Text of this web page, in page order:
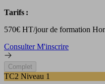
Tarifs :
570€ HT/jour de formation
ConsulterM'inscrire
Complet
TC2 Niveau 1